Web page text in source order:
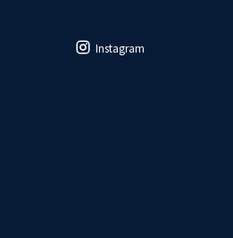
Instagram